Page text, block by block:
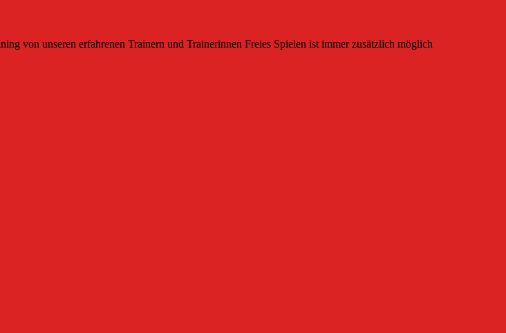
von unseren erfahrenen Trainern und Trainerinnen Freies Spielen ist immer zusätzlich möglich